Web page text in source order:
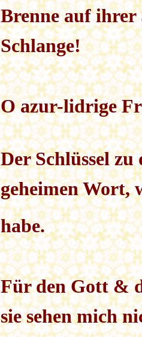
Brenne auf ihrer
Schlange!
O azur-lidrige
Der Schlüssel
geheimen Wort,
habe.
Für denGott &
sie sehen mich